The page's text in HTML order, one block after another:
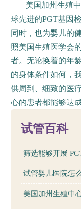
美国加州生殖
球先进的PGT基因
同时，也为婴儿的
照美国生殖医学会
者。无论换着的年
的身体条件如何，
供周到、细致的医
心的患者都能够达成
试管百科
筛选能够开展
试管婴儿医院怎
美国加州生殖中